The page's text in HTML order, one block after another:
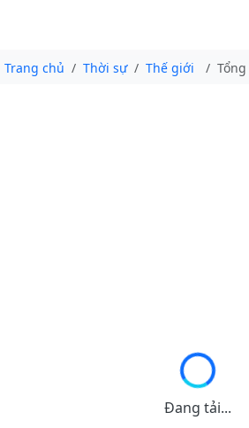
Trang chủ Thời sự Thế giới
Đang tải...